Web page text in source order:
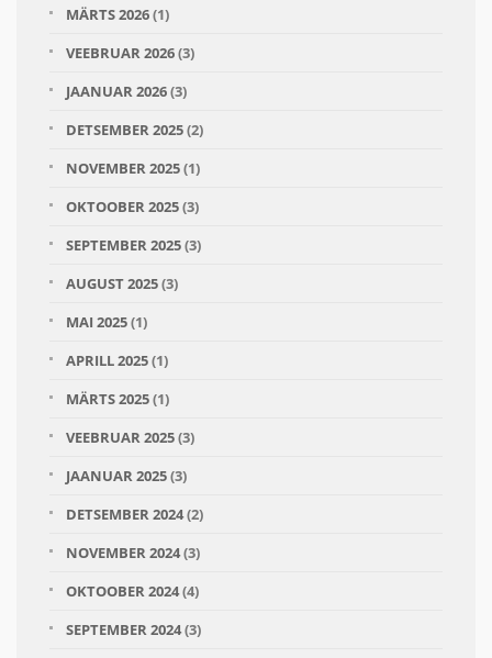
MÄRTS 2026(1)
VEEBRUAR 2026(3)
JAANUAR 2026(3)
DETSEMBER 2025(2)
NOVEMBER 2025(1)
OKTOOBER 2025(3)
SEPTEMBER 2025(3)
AUGUST 2025(3)
MAI 2025(1)
APRILL 2025(1)
MÄRTS 2025(1)
VEEBRUAR 2025(3)
JAANUAR 2025(3)
DETSEMBER 2024(2)
NOVEMBER 2024(3)
OKTOOBER 2024(4)
SEPTEMBER 2024(3)